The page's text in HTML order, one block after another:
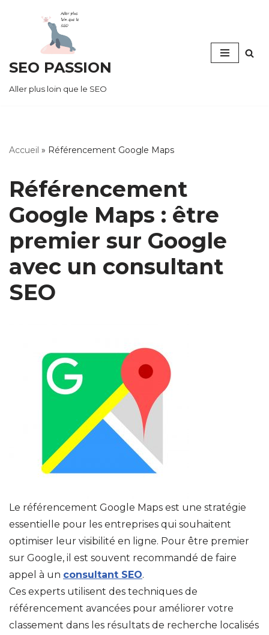
contenu
SEO PASSION
Aller plus loin que le SEO
Accueil » Référencement Google Maps
Référencement
Google Maps : être
premier sur Google
avec un consultant
SEO
Le référencement Google Maps est une stratégie
essentielle pour les entreprises qui souhaitent
optimiser leur visibilité en ligne. Pour être premier
sur Google, il est souvent recommandé de faire
appel à un consultant SEO.
Ces experts utilisent des techniques de
référencement avancées pour améliorer votre
classement dans les résultats de recherche localisés